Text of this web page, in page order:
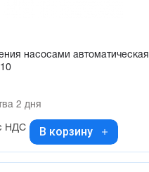
насосами автоматическая
2 дня
НДС В корзину